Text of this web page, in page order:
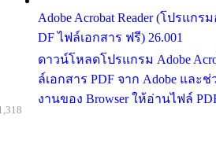
Adobe Acrobat Reader (โปรแก
DF ไฟล์เอกสาร ฟรี) 26.001
ดาวน์โหลดโปรแกรม Adobe
ล์เอกสาร PDF จาก Adobe และ
งานของ Browser ให้อ่านไฟล์